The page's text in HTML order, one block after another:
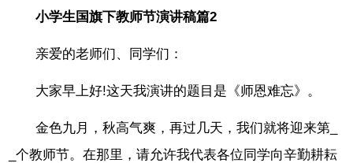
小学生国旗下教师节演讲稿篇2
亲爱的老师们、同学们：
大家早上好!这天我演讲的题目是《师恩难忘》。
金色九月，秋高气爽，再过几天，我们就将迎来第_
_个教师节。在那里，请允许我代表各位同学向辛勤耕耘